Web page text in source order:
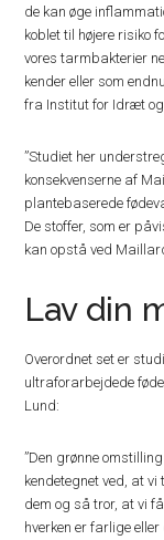
de kan øge
koblet til højere risiko
vores tarmbakterier
kender eller som
fra Institut for Idræt
”Studiet her
konsekvenserne af
plantebaserede
De stoffer, som er
kan opstå ved
Lav din
Overordnet set er
ultraforarbejdede
Lund:
”Den grønne
kendetegnet ved, at
dem og så tror, at vi
hverken er farlige